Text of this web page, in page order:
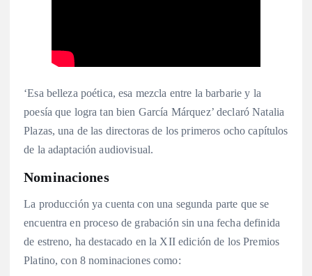
‘Esa belleza poética, esa mezcla entre la barbarie y la
poesía que logra tan bien García Márquez’ declaró Natalia
Plazas, una de las directoras de los primeros ocho capítulos
de la adaptación audiovisual.
Nominaciones
La producción ya cuenta con una segunda parte que se
encuentra en proceso de grabación sin una fecha definida
de estreno, ha destacado en la XII edición de los Premios
Platino, con 8 nominaciones como: